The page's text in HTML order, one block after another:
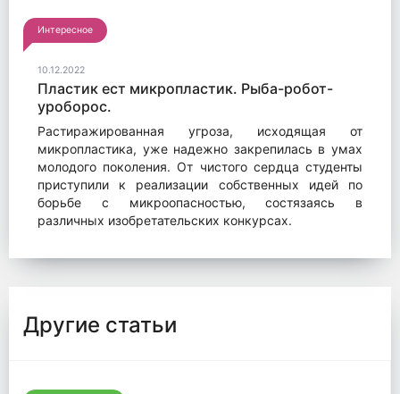
Интересное
10.12.2022
Пластик ест микропластик. Рыба-робот-
уроборос.
Растиражированная угроза, исходящая от
микропластика, уже надежно закрепилась в умах
молодого поколения. От чистого сердца студенты
приступили к реализации собственных идей по
борьбе с микроопасностью, состязаясь в
различных изобретательских конкурсах.
Другие статьи